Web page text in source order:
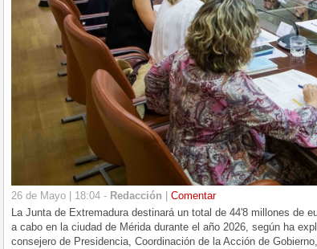
26 de Mayo | 18:04 - Redacción
Comentar
La Junta de Extremadura destinará un total de 44'8 millones de
a cabo en la ciudad de Mérida durante el año 2026, según ha
consejero de Presidencia, Coordinación de la Acción de